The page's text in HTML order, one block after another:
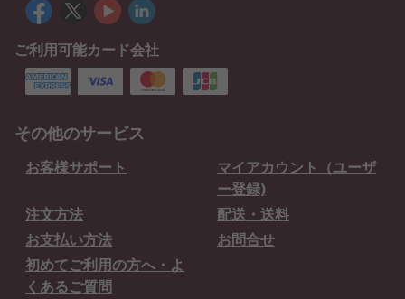
ご利用可能カード会社
その他のサービス
お客様サポート
マイアカウント（ユーザ
ー登録)
注文方法
配送・送料
お支払い方法
お問合せ
初めてご利用の方へ・よ
くあるご質問